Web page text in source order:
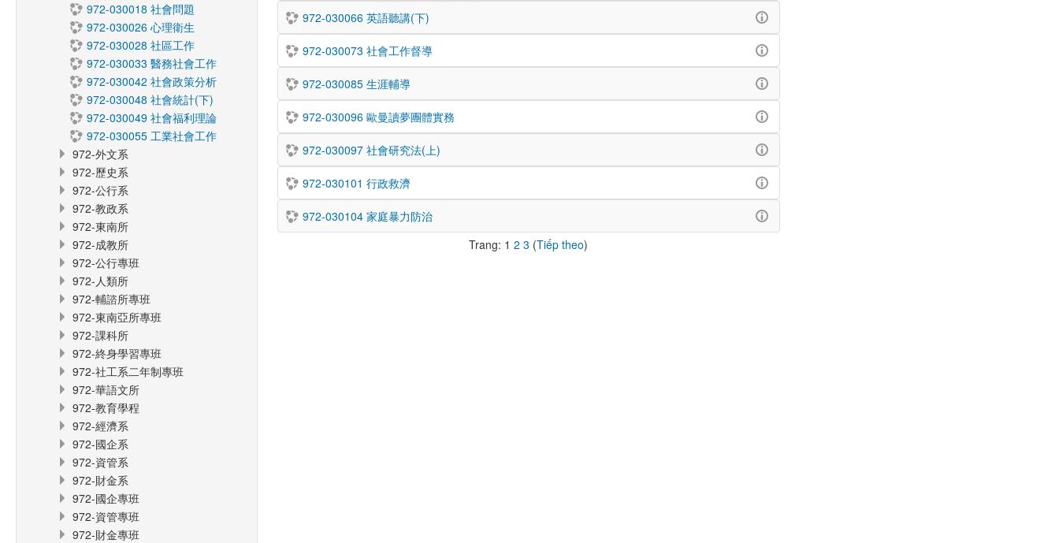
972-030066 英語聽講(下)
972-030073 社會工作督導
972-030085 生涯輔導
972-030096 歐曼讀夢團體實務
972-030097 社會研究法(上)
972-030101 行政救濟
972-030104 家庭暴力防治
Trang: 1 2 3 (Tiếp theo)
972-030018 社會問題
972-030026 心理衛生
972-030028 社區工作
972-030033 醫務社會工作
972-030042 社會政策分析
972-030048 社會統計(下)
972-030049 社會福利理論
972-030055 工業社會工作
972-外文系
972-歷史系
972-公行系
972-教政系
972-東南所
972-成教所
972-公行專班
972-人類所
972-輔諮所專班
972-東南亞所專班
972-課科所
972-終身學習專班
972-社工系二年制專班
972-華語文所
972-教育學程
972-經濟系
972-國企系
972-資管系
972-財金系
972-國企專班
972-資管專班
972-財金專班